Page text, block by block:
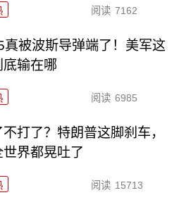
阅读 7162
真被波斯导弹端了！美军这
底输在哪
阅读 6985
打了？特朗普这脚刹车，
世界都晃吐了
阅读 15713